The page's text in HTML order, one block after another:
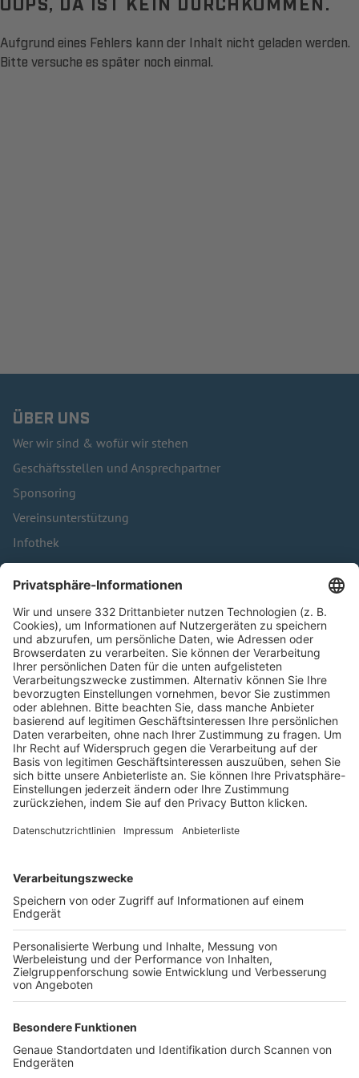
Aufgrund eines Fehlers kann der Inhalt nicht geladen werden.
Bitte versuche es später noch einmal.
ÜBER UNS
Wer wir sind & wofür wir stehen
Geschäftsstellen und Ansprechpartner
Sponsoring
Vereinsunterstützung
Infothek
Kontakt
HÄUFIG BESUCHTE SEITEN
Pässe und Vereinswechsel
Trainerausbildung
Schulungsangebot Vereinsmitarbeiter
BFV-Geschäftsstellen
Trainerbörse
Login SpielPlus
FOLGE DEM BFV
TOP-VEREINE
TOP-PARTNER